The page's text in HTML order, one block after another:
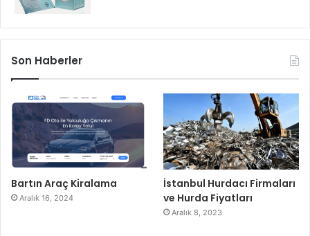
Son Haberler
Bartın Araç Kiralama
Aralık 16, 2024
İstanbul Hurdacı Firmaları
ve Hurda Fiyatları
Aralık 8, 2023